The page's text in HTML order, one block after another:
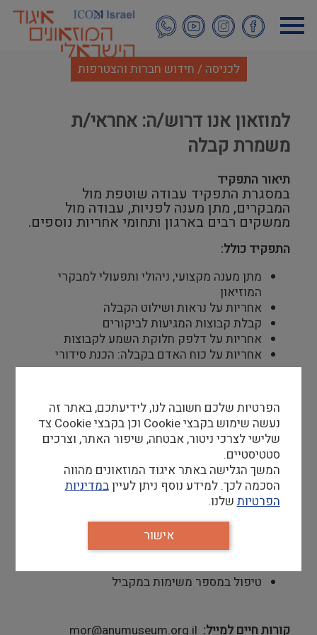
לתוכן
העיקרי
לכניסה / חידוש חברות והצטרפות
למוזאון אנו דרוש/ה: אחראי/ת
משמרת קבלה
תיאור התפקיד
במסגרת התפקיד עבודה שוטפת מול
המבקרים, מתן מענה לפניות, עבודה מול
ממשקים רבים בארגון ותחומי אחריות נוספים.
התפקיד כולל:
מתן מענה מקצועי, ניהולי ותפעולי למבקרי
המוזיאון
אחריות על נראות ושילוט הקבלה
קבלת קבוצות המגיעות לביקורים
אחריות על דלפק חלוקת השמע לקבוצות
אחריות על כוח האדם בקבלה: הכנת סידורי
עבודה ושיבוץ, הכשרת עובדים חדשים
כוללת משמרות עבודה בימי ו' לסירוגין
דרישות סף
ניסיון בעבודה ובניהול קופות
יכולת ניהול והנעת עובדות/ים
יחסי אנוש טובים, תודעת שירות גבוהה
שליטה ביישומי המחשב ותוכנת האופיס
עברית ואנגלית ברמת שפת אם
טיפול במספר משימות במקביל
קורות חיים למייל mor@anumuseum.org.il
הפרטיות שלכם חשובה לנו, לידיעתכם, באתר זה
נעשה שימוש בקבצי Cookie וכן בקבצי Cookie צד
שלישי לצרכי ניטור, אבטחה, שיפור האתר, וצרכים
סטטיסטיים.
המשך הגלישה באתר איגוד המוזאונים מהווה
הסכמה לכך. למידע נוסף ניתן לעייןבמדיניות
הפרטיות שלנו.
אישור